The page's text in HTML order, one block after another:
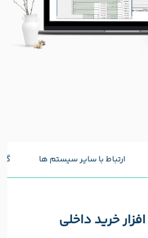
ارتباط با سایر سیستم ها
خرید داخلی